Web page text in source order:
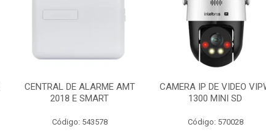
CENTRAL DE ALARME AMT
2018 E SMART
Código: 543578
CAMERA IP DE VIDEO
1300 MINI SD
Código: 570028